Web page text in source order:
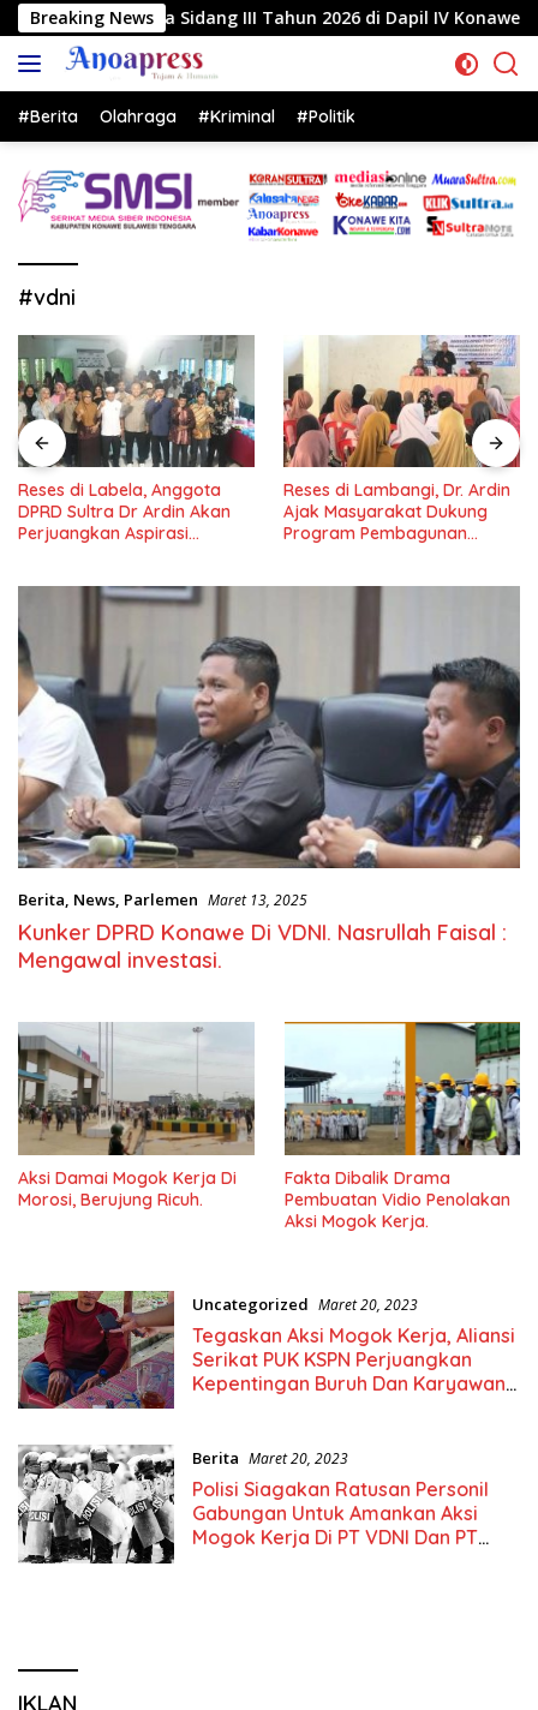
Langsung
ke
konten
Breaking News
Sidang III Tahun 2026 di Dapil IV Konawe Reses di
#Berita Olahraga #Kriminal #Politik
#vdni
Reses di Labela, Anggota
DPRD Sultra Dr Ardin Akan
Perjuangkan Aspirasi
Reses di Lambangi, Dr. Ardin
Ajak Masyarakat Dukung
Program Pembagunan
Berita, News, Parlemen Maret 13, 2025
Kunker DPRD Konawe Di VDNI. Nasrullah Faisal :
Aksi Damai Mogok Kerja Di
Morosi, Berujung Ricuh.
Fakta Dibalik Drama
Pembuatan Vidio Penolakan
Aksi Mogok Kerja.
Uncategorized Maret 20, 2023
Tegaskan Aksi Mogok Kerja, Aliansi
Serikat PUK KSPN Perjuangkan
Kepentingan Buruh Dan Karyawan
Berita Maret 20, 2023
Polisi Siagakan Ratusan Personil
Gabungan Untuk Amankan Aksi
Mogok Kerja Di PT VDNI Dan PT
IKLAN